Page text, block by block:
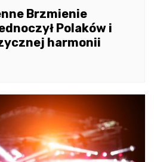
Brzmienie
Polaków i
harmonii